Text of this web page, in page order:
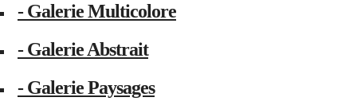
- Galerie Multicolore
- Galerie Abstrait
- Galerie Paysages